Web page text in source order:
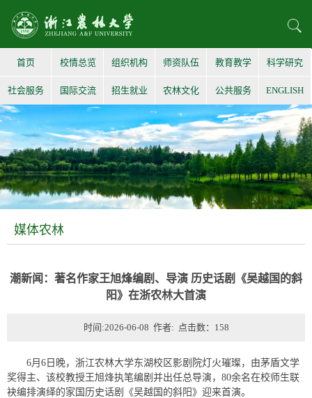
首页 校情总览 组织机构 师资队伍 教育教学 科学研究
社会服务 国际交流 招生就业 农林文化 公共服务 ENGLISH
媒体农林
潮新闻：著名作家王旭烽编剧、导演 历史话剧《吴越国的斜
阳》在浙农林大首演
时间:2026-06-08 作者: 点击数： 158
6月6日晚，浙江农林大学东湖校区影剧院灯火璀璨，由茅盾文学
奖得主、该校教授王旭烽执笔编剧并出任总导演，80余名在校师生联
袂编排演绎的家国历史话剧《吴越国的斜阳》迎来首演。